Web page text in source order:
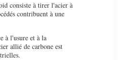
consiste à tirer l'acier à
contribuent à une
à l'usure et à la
allié de carbone est